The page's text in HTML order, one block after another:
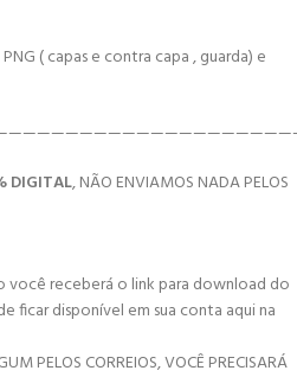
( capas e contra capa , guarda) e
DIGITAL, NÃO ENVIAMOS NADA PELOS
receberá o link para download do
ficar disponível em sua conta aqui na
PELOS CORREIOS, VOCÊ PRECISARÁ